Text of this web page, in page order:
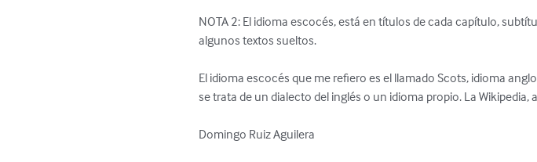
NOTA 2: El idioma escocés, está en títulos de cada capítulo,
algunos textos sueltos.
El idioma escocés que me refiero es el llamado Scots, idioma
se trata de un dialecto del inglés o un idioma propio. La
Domingo Ruiz Aguilera